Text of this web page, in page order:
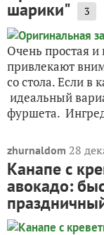
шарики" 3
Очень простая и
привлекают
со стола. Если в
идеальный
фуршета.
zhurnaldom 28
Канапе с
авокадо: